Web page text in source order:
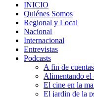
INICIO
Quiénes Somos
Regional y Local
Nacional
Internacional
Entrevistas
Podcasts
A fin de cuentas
Alimentando el
El cine en la
El jardin de la